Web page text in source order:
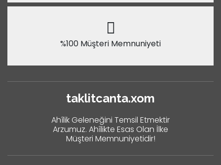
%100 Müşteri Memnuniyeti
taklitcanta.xom
Ahîlik Geleneğini Temsil Etmektir
Arzumuz. Ahîlikte Esas Olan İlke
Müşteri Memnuniyetidir!